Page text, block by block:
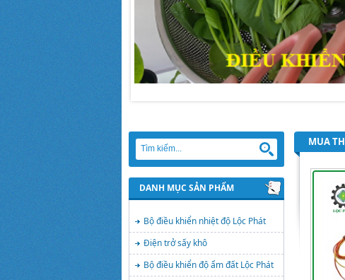
MUA
DANH MỤC SẢN PHẨM
Bộ điều khiển nhiệt độ Lộc Phát
Điện trở sấy khô
Bộ điều khiển độ ẩm đất Lộc Phát